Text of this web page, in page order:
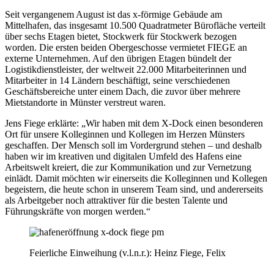
Seit vergangenem August ist das x-förmige Gebäude am
Mittelhafen, das insgesamt 10.500 Quadratmeter Bürofläche verteilt
über sechs Etagen bietet, Stockwerk für Stockwerk bezogen
worden. Die ersten beiden Obergeschosse vermietet FIEGE an
externe Unternehmen. Auf den übrigen Etagen bündelt der
Logistikdienstleister, der weltweit 22.000 Mitarbeiterinnen und
Mitarbeiter in 14 Ländern beschäftigt, seine verschiedenen
Geschäftsbereiche unter einem Dach, die zuvor über mehrere
Mietstandorte in Münster verstreut waren.
Jens Fiege erklärte: „Wir haben mit dem X-Dock einen besonderen
Ort für unsere Kolleginnen und Kollegen im Herzen Münsters
geschaffen. Der Mensch soll im Vordergrund stehen – und deshalb
haben wir im kreativen und digitalen Umfeld des Hafens eine
Arbeitswelt kreiert, die zur Kommunikation und zur Vernetzung
einlädt. Damit möchten wir einerseits die Kolleginnen und Kollegen
begeistern, die heute schon in unserem Team sind, und andererseits
als Arbeitgeber noch attraktiver für die besten Talente und
Führungskräfte von morgen werden.“
Feierliche Einweihung (v.l.n.r.): Heinz Fiege, Felix